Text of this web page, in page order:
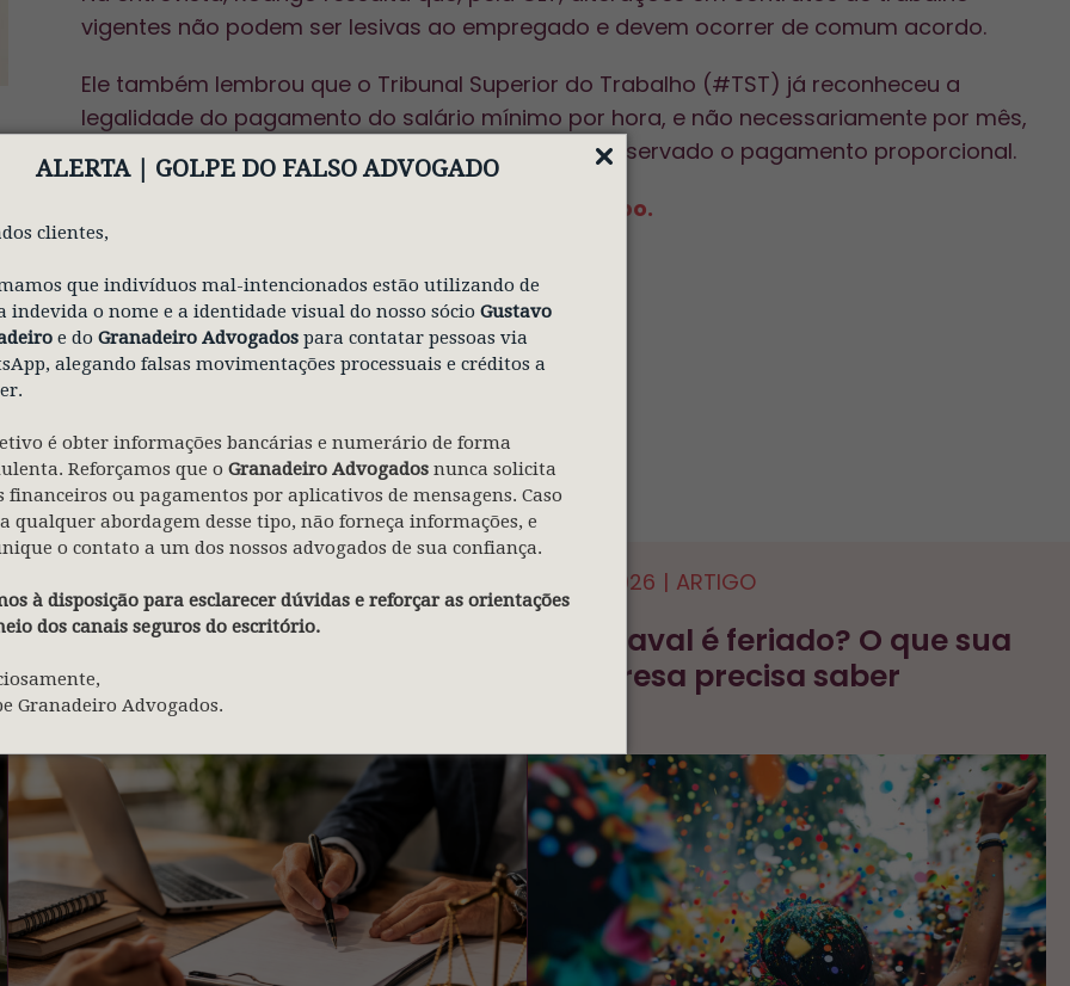
ALERTA | GOLPE DO FALSO ADVOGADO
clientes,
que indivíduos mal-intencionados estão utilizando de
indevida o nome e a identidade visual do nosso sócio Gustavo
e do Granadeiro Advogados para contatar pessoas via
alegando falsas movimentações processuais e créditos a
é obter informações bancárias e numerário de forma
Reforçamos que o Granadeiro Advogados nunca solicita
financeiros ou pagamentos por aplicativos de mensagens. Caso
qualquer abordagem desse tipo, não forneça informações, e
o contato a um dos nossos advogados de sua confiança.
à disposição para esclarecer dúvidas e reforçar as orientações
dos canais seguros do escritório.
Granadeiro Advogados.
vigentes não podem ser lesivas ao empregado e devem ocorrer de comum acordo.
Ele também lembrou que o Tribunal Superior do Trabalho (#TST) já reconheceu a
legalidade do pagamento do salário mínimo por hora, e não necessariamente por mês,
desde que garantidos os direitos trabalhistas e observado o pagamento proporcional.
Clique aqui e leia a matéria completa em O Globo.
COMPARTILHE
Facebook
LinkedIn
X WhatsApp
Pejotização: pontos de
atenção para empresas em
2026
13.02.2026 | ARTIGO
Carnaval é feriado? O que sua
empresa precisa saber